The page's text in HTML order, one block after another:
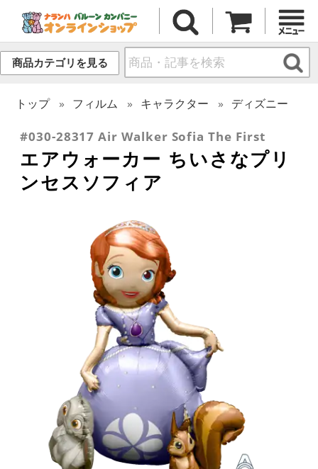
商品カテゴリを見る
トップ フィルム キャラクター ディズニー
#030-28317 Air Walker Sofia The First
エアウォーカー ちいさなプリ
ンセスソフィア